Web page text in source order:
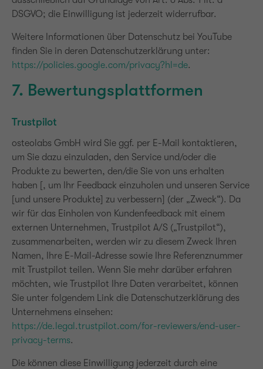
DSGVO; die Einwilligung ist jederzeit widerrufbar.
Weitere Informationen über Datenschutz bei YouTube
finden Sie in deren Datenschutzerklärung unter:
https://policies.google.com/privacy?hl=de.
7. Bewertungsplattformen
Trustpilot
osteolabs GmbH wird Sie ggf. per E-Mail kontaktieren,
um Sie dazu einzuladen, den Service und/oder die
Produkte zu bewerten, den/die Sie von uns erhalten
haben [, um Ihr Feedback einzuholen und unseren Service
[und unsere Produkte] zu verbessern] (der „Zweck“). Da
wir für das Einholen von Kundenfeedback mit einem
externen Unternehmen, Trustpilot A/S („Trustpilot“),
zusammenarbeiten, werden wir zu diesem Zweck Ihren
Namen, Ihre E-Mail-Adresse sowie Ihre Referenznummer
mit Trustpilot teilen. Wenn Sie mehr darüber erfahren
möchten, wie Trustpilot Ihre Daten verarbeitet, können
Sie unter folgendem Link die Datenschutzerklärung des
Unternehmens einsehen:
https://de.legal.trustpilot.com/for-reviewers/end-user-
privacy-terms.
Die können diese Einwilligung jederzeit durch eine